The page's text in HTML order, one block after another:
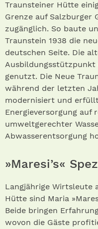
Traunsteiner Hütte
Grenze auf Salzburger
zugänglich. So baute
Traunstein 1938 die
deutschen Seite. Die
genutzt. Die Neue
während der letzten
modernisiert und
Energieversorgung auf
umweltgerechter
Abwasserentsorgung
»Maresi’s«
Langjährige Wirtsleute
Hütte sind Maria
Beide bringen
wovon die Gäste